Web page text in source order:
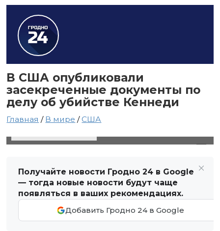
В США опубликовали
засекреченные документы по
делу об убийстве Кеннеди
Главная / В мире /США
Получайте новости Гродно 24 в Google
— тогда новые новости будут чаще
появляться в ваших рекомендациях.
Добавить Гродно 24 в Google